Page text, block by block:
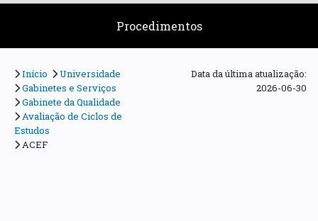
Procedimentos
Início
Universidade
Gabinetes e Serviços
Gabinete da Qualidade
Avaliação de Ciclos de
Estudos
ACEF
Data da última atualização:
2026-06-30